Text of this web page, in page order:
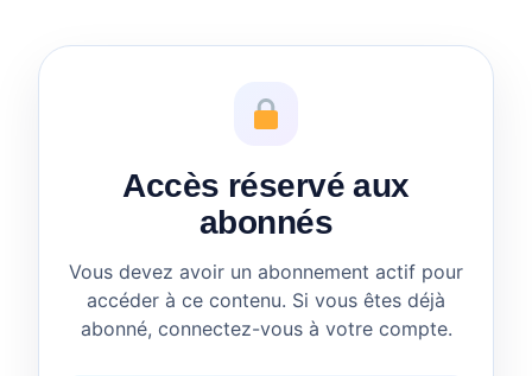
Accès réservé aux
abonnés
Vous devez avoir un abonnement actif pour
accéder à ce contenu. Si vous êtes déjà
abonné, connectez-vous à votre compte.